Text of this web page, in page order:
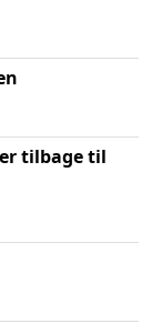
tilbage til